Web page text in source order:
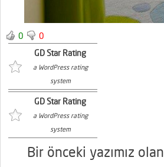
0
0
GD Star Rating
a WordPress rating
system
GD Star Rating
a WordPress rating
system
Bir önceki yazımız olan